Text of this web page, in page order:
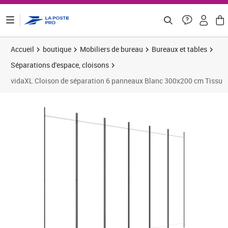
Accueil boutique Mobiliers de bureau
Bureaux et tables
Séparations d'espace, cloisons
vidaXL Cloison de séparation 6 panneaux Blanc 300x200 cm Tissu